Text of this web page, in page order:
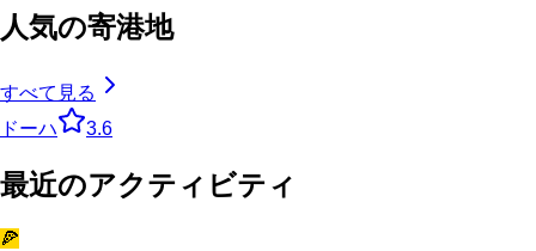
人気の寄港地
すべて見る
ドーハ
3.6
最近のアクティビティ
🍕